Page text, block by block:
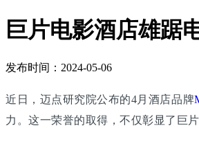
巨片电影酒店雄踞
发布时间：2024-05-06
近日，迈点研究院公布的4月酒店品牌
力。这一荣誉的取得，不仅彰显了巨